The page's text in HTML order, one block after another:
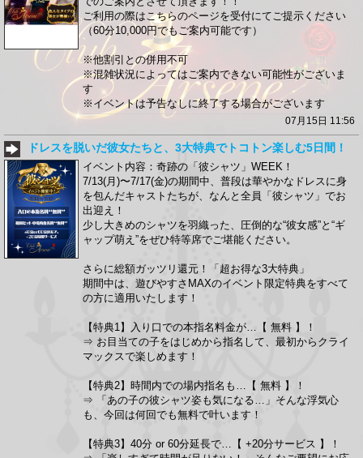
ご利用の際はこちらのページを受付にてご提示ください
（60分10,000円でもご案内可能です）
※他割引との併用不可
※混雑状況によってはご案内できない可能性がございま
す
※イベントは予告なしに終了する場合がございます
07月15日 11:56
ドレスを脱いだ彼女たちと、3大特典でトコトン楽しむ5日間！
イベント内容：奇跡の「彼シャツ」WEEK！
7/13(月)〜7/17(金)の期間中、普段は華やかなドレスに身
を包んだキャストたちが、なんと全員「彼シャツ」でお
出迎え！
少し大きめのシャツを羽織った、圧倒的な“彼女感”と“ギ
ャップ萌え”をぜひ特等席でご堪能ください。
さらに総額ガッツリ還元！「超お得な3大特典」
期間中は、遊びやすさMAXのイベント限定特典をすべて
の方に適用いたします！
【特典1】入り口での本指名料金が…【 無料 】！
⇒ お目当ての子をはじめから指名して、最初からクライ
マックスで楽しめます！
【特典2】時間内での場内指名も…【 無料 】！
⇒ 「あの子の彼シャツ姿も気になる…」そんな浮気心
も、今回は何回でも無料で叶います！
【特典3】40分 or 60分延長で…【 +20分サービス 】！